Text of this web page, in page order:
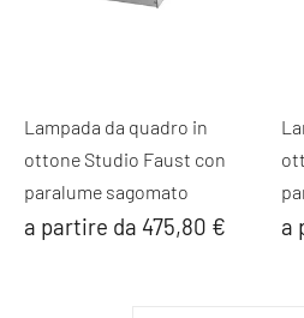
Lampada da quadro in
ottone Studio Faust con
paralume sagomato
a partire da 475,80 € a